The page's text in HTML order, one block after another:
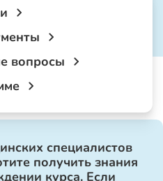
вопросы
специалистов
получить знания
курса. Если